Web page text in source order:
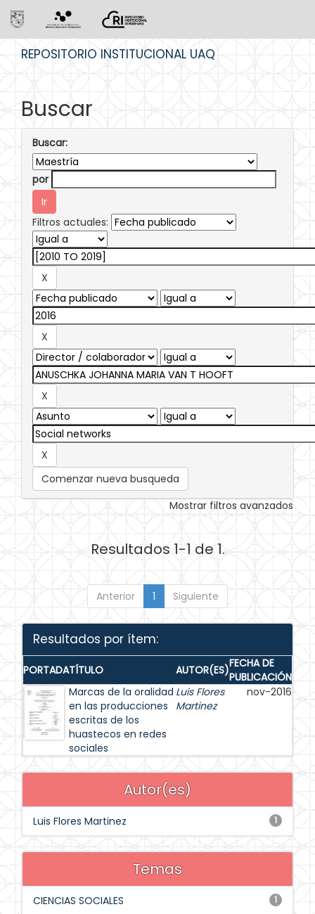
REPOSITORIO INSTITUCIONAL UAQ
Buscar
Buscar:
por
Filtros actuales:
Comenzar nueva busqueda
Mostrar filtros avanzados
Resultados 1-1 de 1.
Anterior 1 Siguiente
Resultados por ítem:
PORTADATÍTULO AUTOR(ES)FECHA DE
PUBLICACIÓN
Marcas de la oralidad
en las producciones
escritas de los
huastecos en redes
sociales
Luis Flores
Martinez
nov-2016
Autor(es)
1
Luis Flores Martinez
Temas
1
CIENCIAS SOCIALES